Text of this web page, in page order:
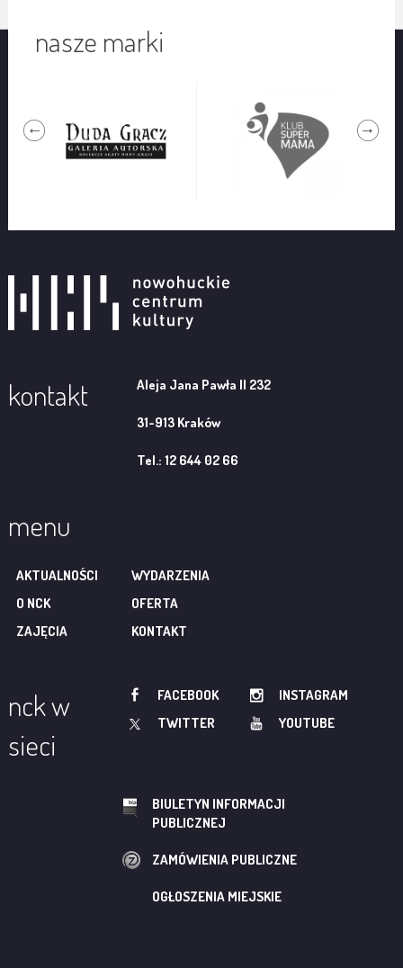
nasze marki
kontakt Aleja Jana Pawła II 232
31-913 Kraków
Tel.: 12 644 02 66
menu
AKTUALNOŚCI
WYDARZENIA
O NCK
OFERTA
ZAJĘCIA
KONTAKT
nck w
sieci
FACEBOOK
INSTAGRAM
TWITTER
YOUTUBE
BIULETYN INFORMACJI
PUBLICZNEJ
ZAMÓWIENIA PUBLICZNE
OGŁOSZENIA MIEJSKIE